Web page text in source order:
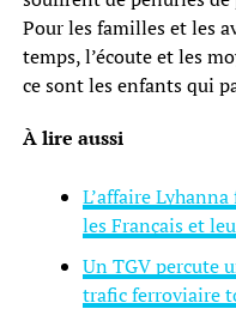
Pour les familles et les
temps, l’écoute et les
ce sont les enfants qui
À lire aussi
L’affaire
les Français et
Un TGV percute
trafic ferroviaire